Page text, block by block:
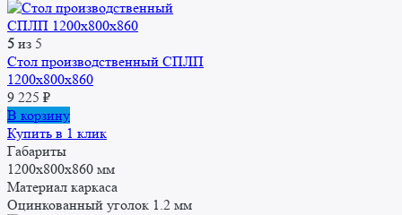
5 из 5
Стол производственный СПЛП
1200х800х860
9 225 ₽
В корзину
Купить в 1 клик
Габариты
1200x800x860 мм
Материал каркаса
Оцинкованный уголок 1.2 мм